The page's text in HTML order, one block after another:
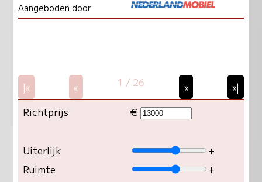
Aangeboden door
|« « 1 / 26 »
»|
Richtprijs
€
Uiterlijk
+
Ruimte
+